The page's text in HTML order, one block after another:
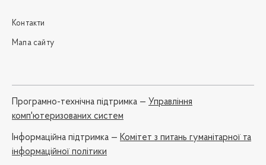
Контакти
Мапа сайту
Програмно-технічна підтримка — Управління
комп'ютеризованих систем
Iнформаційна підтримка — Комітет з питань гуманітарної та
інформаційної політики